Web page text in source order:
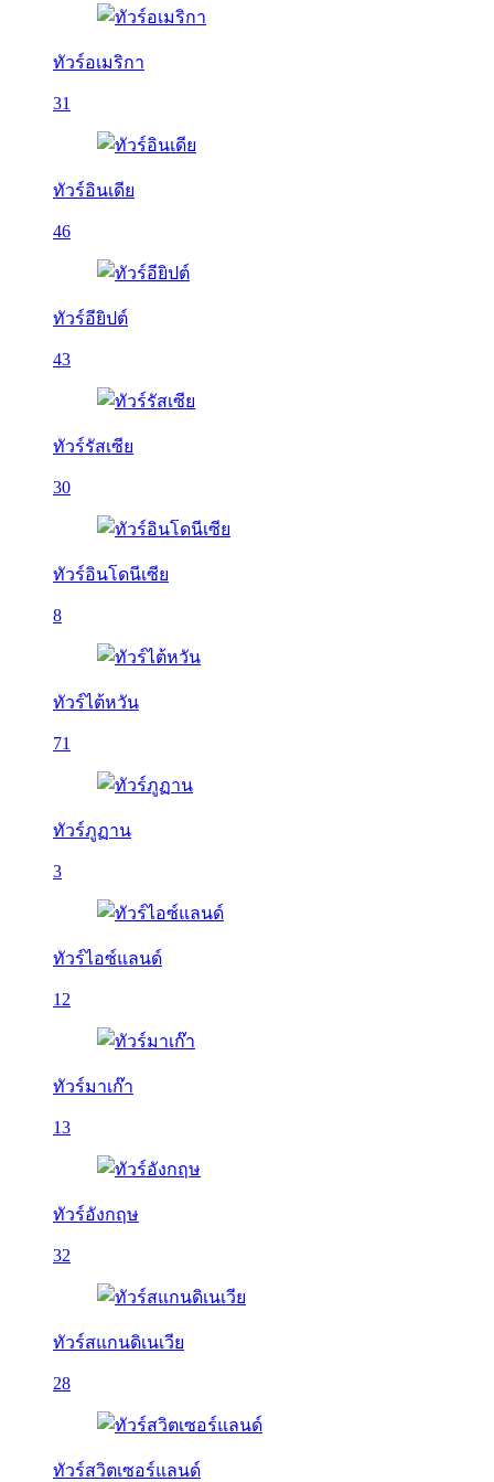
ทัวร์อเมริกา
31
ทัวร์อินเดีย
46
ทัวร์อียิปต์
43
ทัวร์รัสเซีย
30
ทัวร์อินโดนีเซีย
8
ทัวร์ไต้หวัน
71
ทัวร์ภูฏาน
3
ทัวร์ไอซ์แลนด์
12
ทัวร์มาเก๊า
13
ทัวร์อังกฤษ
32
ทัวร์สแกนดิเนเวีย
28
ทัวร์สวิตเซอร์แลนด์